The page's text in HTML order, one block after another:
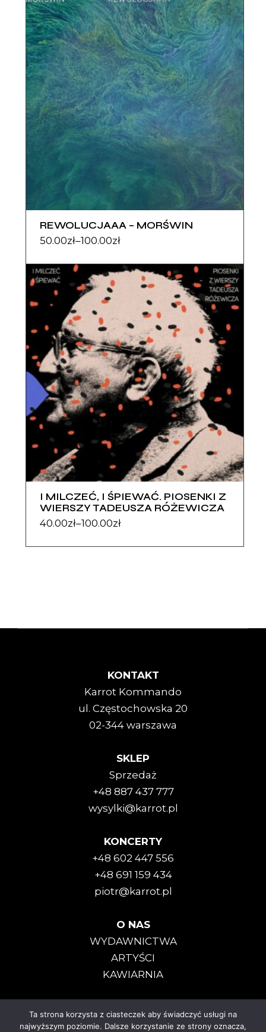
REWOLUCJAAA – MORŚWIN
50.00zł–100.00zł
I MILCZEĆ, I ŚPIEWAĆ. PIOSENKI Z
WIERSZY TADEUSZA RÓŻEWICZA
40.00zł–100.00zł
KONTAKT
Karrot Kommando
ul. Częstochowska 20
02-344 warszawa
SKLEP
Sprzedaż
+48 887 437 777
wysylki@karrot.pl
KONCERTY
+48 602 447 556
+48 691 159 434
piotr@karrot.pl
O NAS
WYDAWNICTWA
ARTYŚCI
KAWIARNIA
Karrot Kommando © 2025
Ta strona korzysta z ciasteczek aby świadczyć usługi na
najwyższym poziomie. Dalsze korzystanie ze strony oznacza,